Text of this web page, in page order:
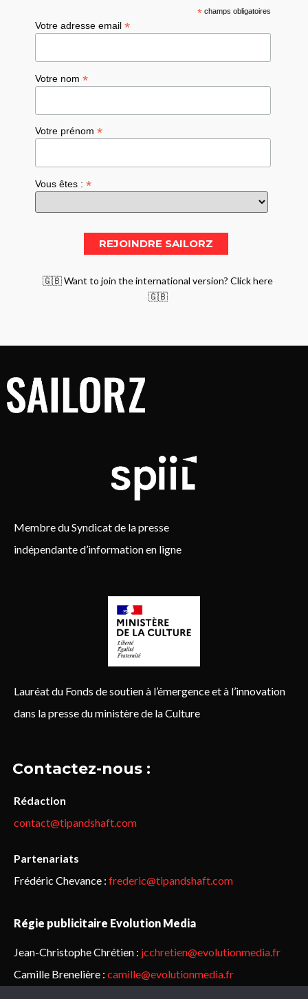
*champs obligatoires
Votre adresse email*
Votre nom*
Votre prénom*
Vous êtes :*
🇬🇧 Want to join the international version? Click here
🇬🇧
Membre du Syndicat de la presse
indépendante d’information en ligne
Lauréat du Fonds de soutien à l’émergence et à l’innovation
dans la presse du ministère de la Culture
Contactez-nous :
Rédaction
contact@tipandshaft.com
Partenariats
Frédéric Chevance : frederic@tipandshaft.com
Régie publicitaire Evolution Media
Jean-Christophe Chrétien : jcchretien@evolutionmedia.fr
Camille Brenelière : camille@evolutionmedia.fr